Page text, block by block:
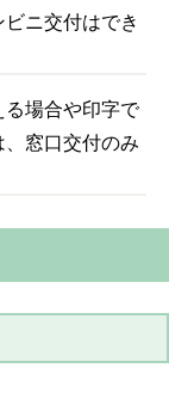
ニ交付はでき
る場合や印字で
窓口交付のみ